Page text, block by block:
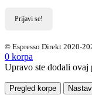
© Espresso Direkt 2020-
0 korpa
Upravo ste dodali ovaj
Pregled korpe